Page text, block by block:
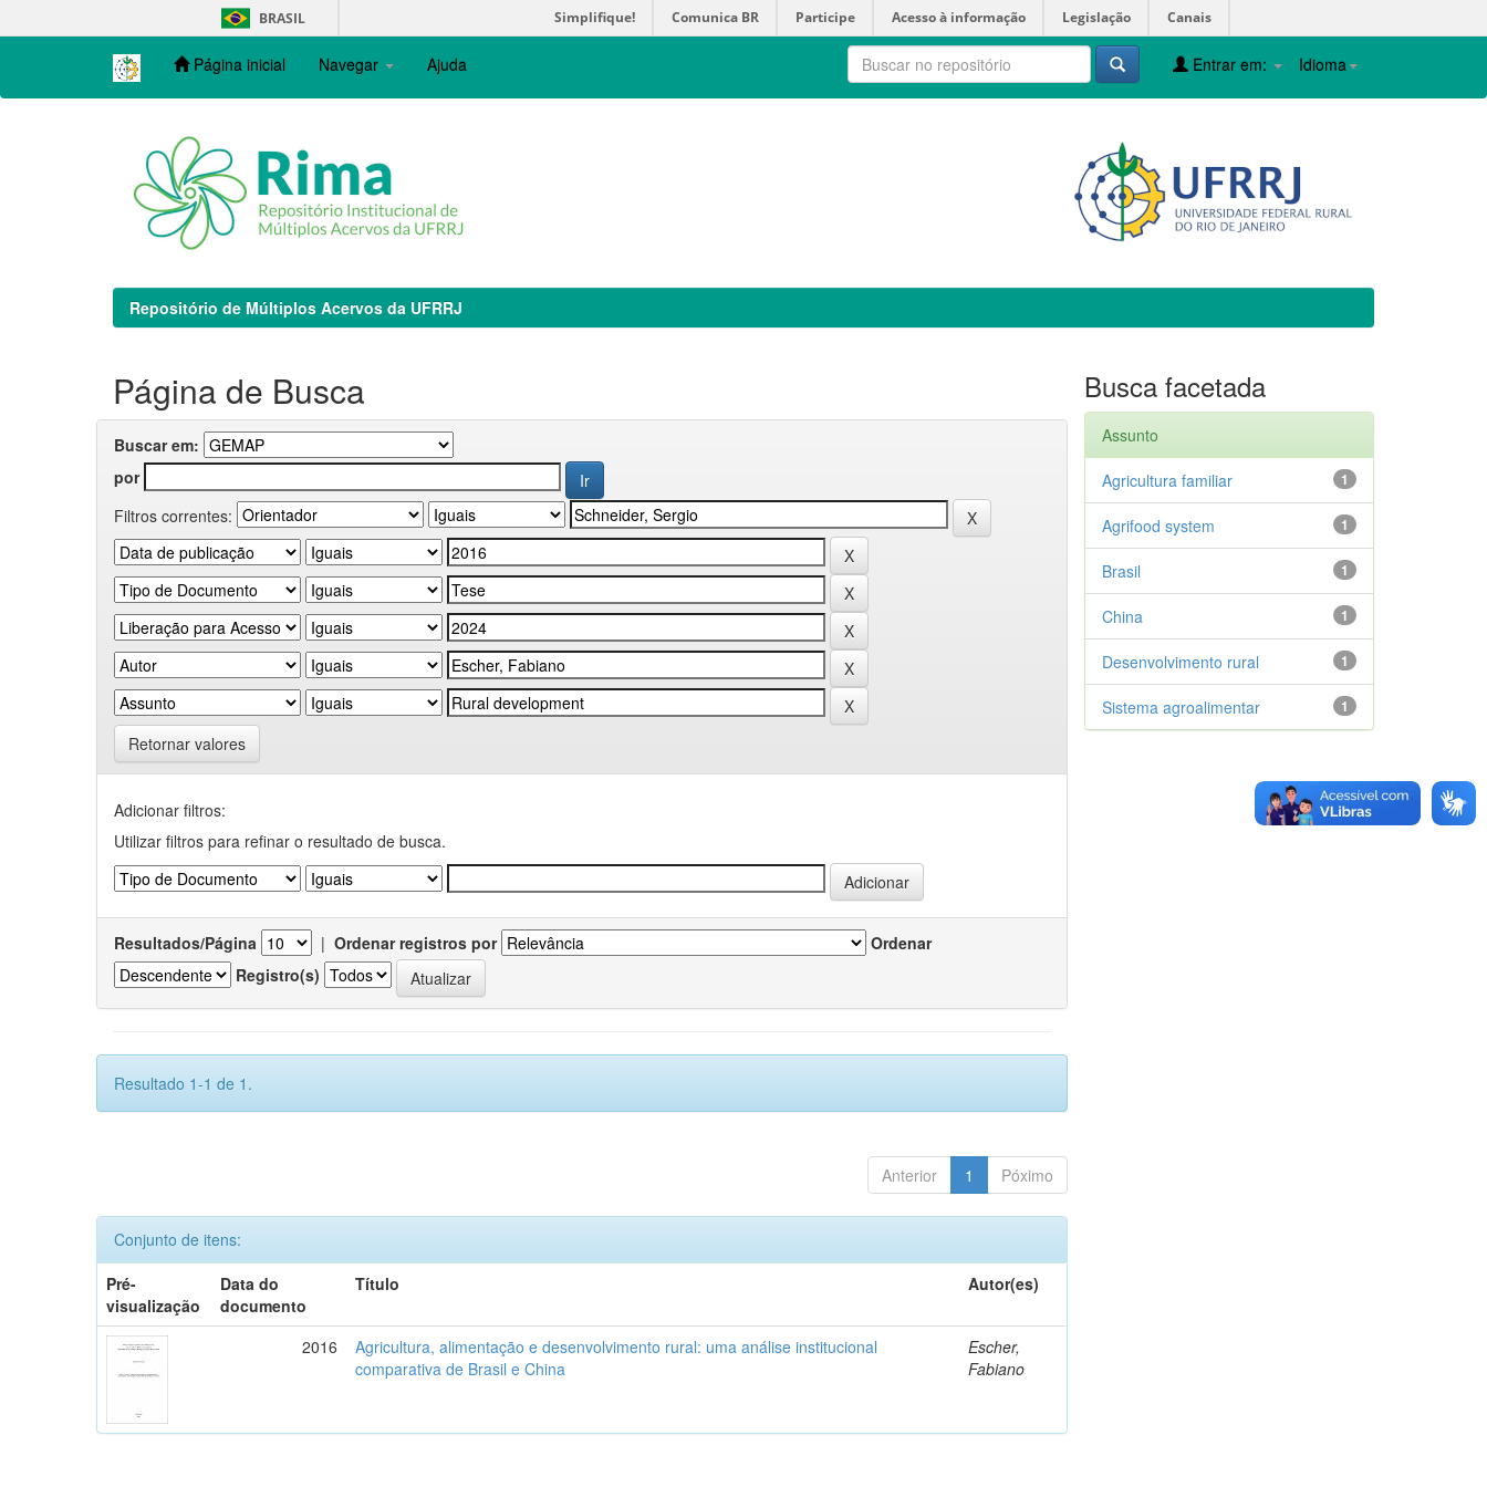
navigation
BRASIL Simplifique! Comunica BR Participe Acesso à informação Legislação Canais
Página inicial Navegar Ajuda Idioma
Entrar em:
Repositório de Múltiplos Acervos da UFRRJ
Página de Busca
Buscar em:
por
Filtros correntes:
Retornar valores
Adicionar filtros:
Utilizar filtros para refinar o resultado de busca.
Resultados/Página | Ordenar registros por
Ordenar
Registro(s)
Resultado 1-1 de 1.
Anterior 1 Póximo
Conjunto de itens:
Pré-
visualização
Data do
documento
Título Autor(es)
2016
Agricultura, alimentação e desenvolvimento rural: uma análise institucional
comparativa de Brasil e China
Escher,
Fabiano
Busca facetada
Assunto
1
Agricultura familiar
1
Agrifood system
1
Brasil
1
China
1
Desenvolvimento rural
1
Sistema agroalimentar